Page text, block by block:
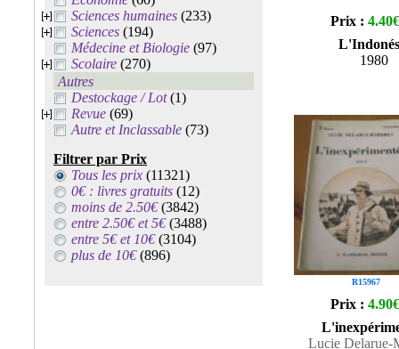
Sciences humaines (233)
Sciences (194)
Médecine et Biologie (97)
Scolaire (270)
Autres
Destockage / Lot(1)
Revue (69)
Autre et Inclassable (73)
Filtrer par Prix
Tous les prix (11321)
0€ : livres gratuits (12)
moins de 2.50€(3842)
entre 2.50€ et 5€(3488)
entre 5€ et 10€(3104)
plus de 10€(896)
Prix : 4.40€
1980
R15967
Prix : 4.90€
Lucie Delarue-